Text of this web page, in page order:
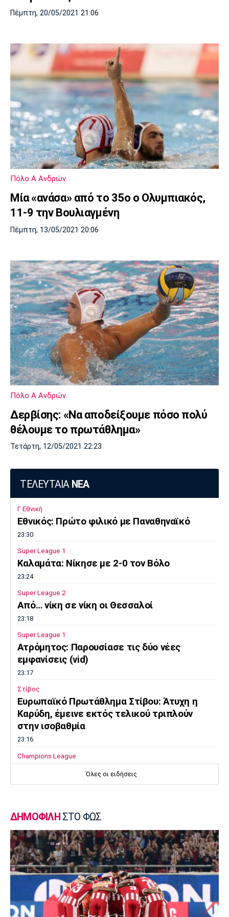
Πέμπτη, 20/05/2021 21:06
Πόλο Α Ανδρών
Μία «ανάσα» από το 35ο ο Ολυμπιακός,
11-9 την Βουλιαγμένη
Πέμπτη, 13/05/2021 20:06
Πόλο Α Ανδρών
Δερβίσης: «Να αποδείξουμε πόσο πολύ
θέλουμε το πρωτάθλημα»
Τετάρτη, 12/05/2021 22:23
ΤΕΛΕΥΤΑΙΑ ΝΕΑ
Γ Εθνική
Εθνικός: Πρώτο φιλικό με Παναθηναϊκό
23:30
Super League 1
Καλαμάτα: Νίκησε με 2-0 τον Βόλο
23:24
Super League 2
Από… νίκη σε νίκη οι Θεσσαλοί
23:18
Super League 1
Ατρόμητος: Παρουσίασε τις δύο νέες
εμφανίσεις (vid)
23:17
Στίβος
Ευρωπαϊκό Πρωτάθλημα Στίβου: Άτυχη η
Καρύδη, έμεινε εκτός τελικού τριπλούν
στην ισοβαθμία
23:16
Champions League
Ολυμπιακός: Οι αναλύσεις πηγαίνουν
περίπατο σε ματς όπως στο Ναϊμέγκεν
Παγκόσμιο Πρωτάθλημα Κ20: Η πιο
επιτυχημένη ελληνική παρουσία στην
ιστορία της διοργάνωσης
23:05
Μουσική
«Διάλογοι μέσα στο χρόνο»
22:50
Όλες οι ειδήσεις
ΔΗΜΟΦΙΛΗ ΣΤΟ ΦΩΣ